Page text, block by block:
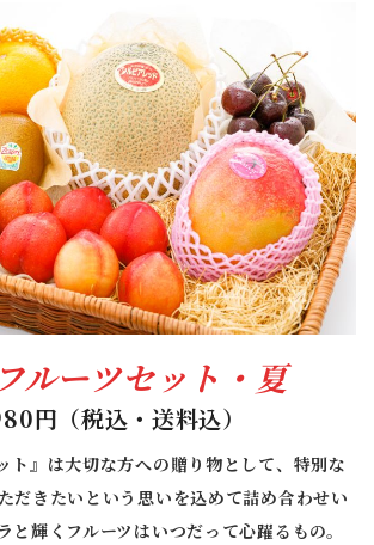
ルーツセット・夏
円（税込・送料込）
ト』は大切な方への贈り物として、特別な
だきたいという思いを込めて詰め合わせい
と輝くフルーツはいつだって心躍るもの。